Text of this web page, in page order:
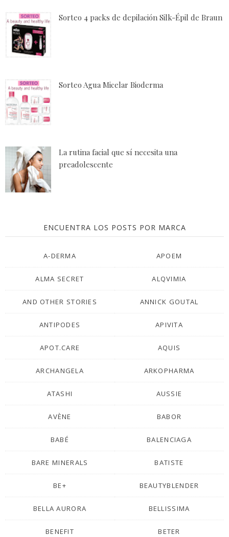
Sorteo 4 packs de depilación Silk-Épil de Braun
Sorteo Agua Micelar Bioderma
La rutina facial que sí necesita una
preadolescente
ENCUENTRA LOS POSTS POR MARCA
A-DERMA APOEM
ALMA SECRET ALQVIMIA
AND OTHER STORIES ANNICK GOUTAL
ANTIPODES APIVITA
APOT.CARE AQUIS
ARCHANGELA ARKOPHARMA
ATASHI AUSSIE
AVÈNE BABOR
BABÉ BALENCIAGA
BARE MINERALS BATISTE
BE+ BEAUTYBLENDER
BELLA AURORA BELLISSIMA
BENEFIT BETER